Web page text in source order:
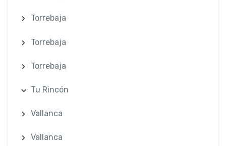
Torrebaja
Torrebaja
Torrebaja
Tu Rincón
Vallanca
Vallanca